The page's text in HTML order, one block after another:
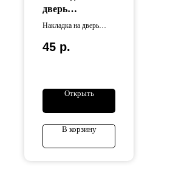
дверь
универсальная
Накладка на дверь
изготовлена из
45 р.
Открыть
В корзину